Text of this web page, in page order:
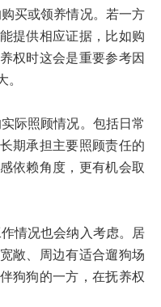
或领养情况。若一方
提供相应证据，比如购
权时这会是重要参考因
。
照顾情况。包括日常
期承担主要照顾责任的
依赖角度，更有机会取
况也会纳入考虑。居
敞、周边有适合遛狗场
狗狗的一方，在抚养权